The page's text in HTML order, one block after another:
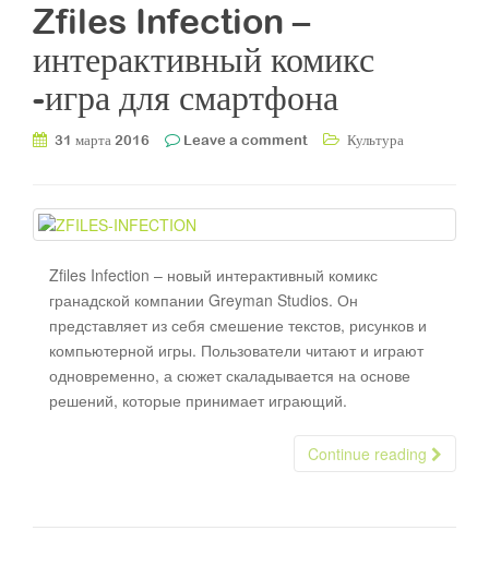
Zfiles Infection –
интерактивный комикс
-игра для смартфона
31 марта 2016 Leave a comment Культура
Zfiles Infection – новый интерактивный комикс
гранадской компании Greyman Studios. Он
представляет из себя смешение текстов, рисунков и
компьютерной игры. Пользователи читают и играют
одновременно, а сюжет скаладывается на основе
решений, которые принимает играющий.
Continue reading